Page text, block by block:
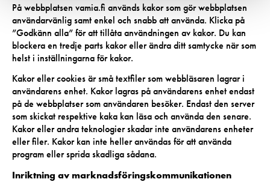
På webbplatsen vamia.fi används kakor som gör webbplatsen
användarvänlig samt enkel och snabb att använda. Klicka på
”Godkänn alla” för att tillåta användningen av kakor. Du kan
blockera en tredje parts kakor eller ändra ditt samtycke när som
helst i inställningarna för kakor.
Kakor eller cookies är små textfiler som webbläsaren lagrar i
användarens enhet. Kakor lagras på användarens enhet endast
på de webbplatser som användaren besöker. Endast den server
som skickat respektive kaka kan läsa och använda den senare.
Kakor eller andra teknologier skadar inte användarens enheter
eller filer. Kakor kan inte heller användas för att använda
program eller sprida skadliga sådana.
Inriktning av marknadsföringskommunikationen